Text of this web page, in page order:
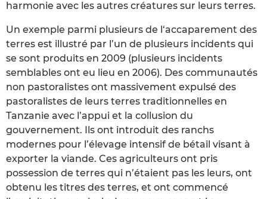
harmonie avec les autres créatures sur leurs terres.
Un exemple parmi plusieurs de l‘accaparement des
terres est illustré par l’un de plusieurs incidents qui
se sont produits en 2009 (plusieurs incidents
semblables ont eu lieu en 2006). Des communautés
non pastoralistes ont massivement expulsé des
pastoralistes de leurs terres traditionnelles en
Tanzanie avec l’appui et la collusion du
gouvernement. Ils ont introduit des ranchs
modernes pour l’élevage intensif de bétail visant à
exporter la viande. Ces agriculteurs ont pris
possession de terres qui n’étaient pas les leurs, ont
obtenu les titres des terres, et ont commencé